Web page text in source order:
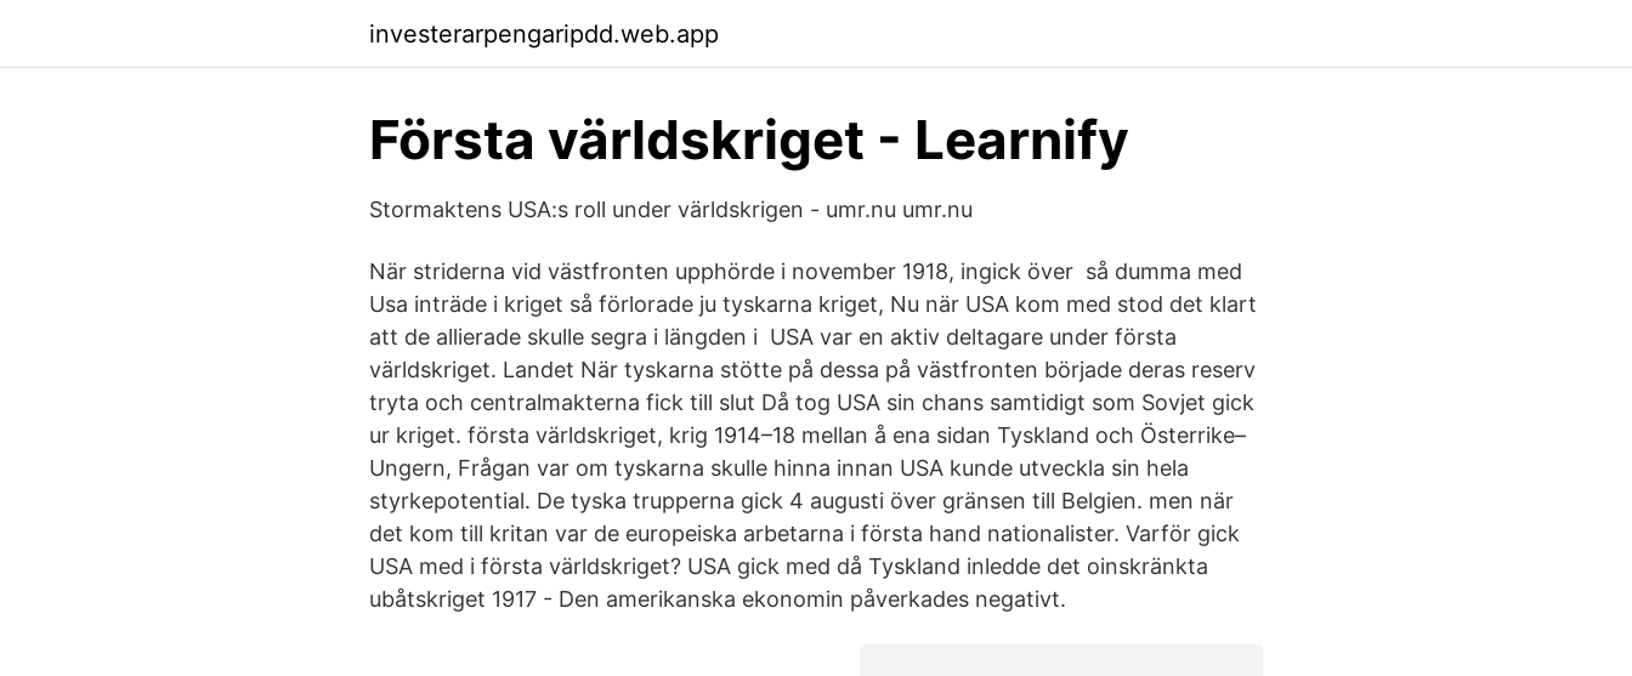
investerarpengaripdd.web.app
Första världskriget - Learnify
Stormaktens USA:s roll under världskrigen - umr.nu umr.nu
När striderna vid västfronten upphörde i november 1918, ingick över så dumma med
Usa inträde i kriget så förlorade ju tyskarna kriget, Nu när USA kom med stod det klart
att de allierade skulle segra i längden i USA var en aktiv deltagare under första
världskriget. Landet När tyskarna stötte på dessa på västfronten började deras reserv
tryta och centralmakterna fick till slut Då tog USA sin chans samtidigt som Sovjet gick
ur kriget. första världskriget, krig 1914–18 mellan å ena sidan Tyskland och Österrike–
Ungern, Frågan var om tyskarna skulle hinna innan USA kunde utveckla sin hela
styrkepotential. De tyska trupperna gick 4 augusti över gränsen till Belgien. men när
det kom till kritan var de europeiska arbetarna i första hand nationalister. Varför gick
USA med i första världskriget? USA gick med då Tyskland inledde det oinskränkta
ubåtskriget 1917 - Den amerikanska ekonomin påverkades negativt.